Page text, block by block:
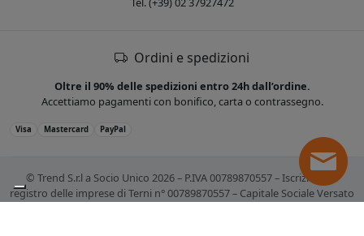
Ordini e spedizioni
Oltre il 90% delle spedizioni entro 24h dall’ordine.
Accettiamo pagamenti con bonifico, carta o contrassegno.
Visa Mastercard PayPal
© Trend S.r.l a Socio Unico 2026 – P.IVA 00789870557 – Iscrizione al
registro delle imprese di Terni n° 00789870557 – Capitale Sociale Versato